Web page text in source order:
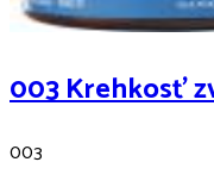
003 Krehkosť
003